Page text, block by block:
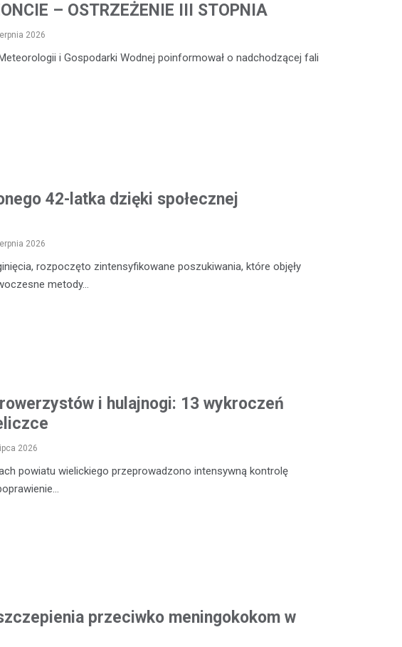
– OSTRZEŻENIE III STOPNIA
2026
i Gospodarki Wodnej poinformował o nadchodzącej fali
42-latka dzięki społecznej
2026
rozpoczęto zintensyfikowane poszukiwania, które objęły
metody…
i hulajnogi: 13 wykroczeń
2026
powiatu wielickiego przeprowadzono intensywną kontrolę
przeciwko meningokokom w